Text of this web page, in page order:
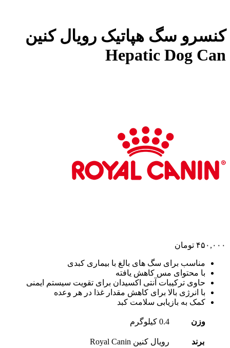
کنسرو سگ هپاتیک رویال کنین
Hepatic Dog Can
۴۵۰,۰۰۰ تومان
مناسب برای سگ های بالغ با بیماری کبدی
با محتوای مس کاهش یافته
حاوی ترکیبات آنتی اکسیدان برای تقویت سیستم ایمنی
با انرژی بالا برای کاهش مقدار غذا در هر وعده
کمک به بازیابی سلامت کبد
وزن 0.4 کیلوگرم
برند رویال کنین Royal Canin